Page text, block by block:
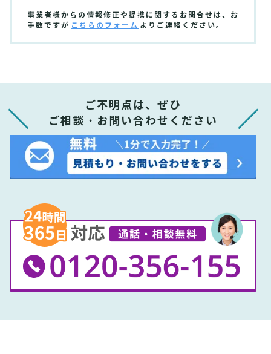
事業者様からの情報修正や提携に関するお問合せは、お
手数ですが こちらのフォーム よりご連絡ください。
ご不明点は、ぜひ
ご相談・お問い合わせください